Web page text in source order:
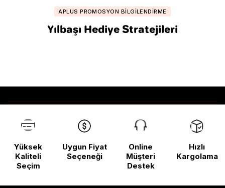
APLUS PROMOSYON BILGILENDIRME
Yılbaşı Hediye Stratejileri
Yüksek
Kaliteli
Seçim
Uygun Fiyat
Seçeneği
Online
Müşteri
Destek
Hızlı
Kargolama